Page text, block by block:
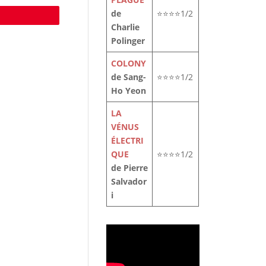
de
Charlie
Polinger
⭐⭐⭐⭐1/2
COLONY
de Sang-
Ho Yeon
⭐⭐⭐⭐1/2
LA
VÉNUS
ÉLECTRI
QUE
de Pierre
Salvador
i
⭐⭐⭐⭐1/2